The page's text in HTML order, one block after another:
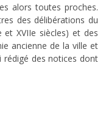
alors toutes proches.
des délibérations du
et XVIIe siècles) et des
ancienne de la ville et
rédigé des notices dont